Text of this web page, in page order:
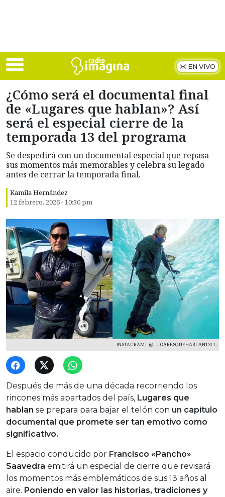
EN VIVO
¿Cómo será el documental final
de «Lugares que hablan»? Así
será el especial cierre de la
temporada 13 del programa
Se despedirá con un documental especial que repasa
sus momentos más memorables y celebra su legado
antes de cerrar la temporada final.
Kamila Hernández
12 febrero, 2026 - 10:30 pm
INSTAGRAM| @LUGARESQUEHABLAN13CL
Después de más de una década recorriendo los
rincones más apartados del país, Lugares que
hablan se prepara para bajar el telón con un capítulo
documental que promete ser tan emotivo como
significativo.
El espacio conducido por Francisco «Pancho»
Saavedra emitirá un especial de cierre que revisará
los momentos más emblemáticos de sus 13 años al
aire. Poniendo en valor las historias, tradiciones y